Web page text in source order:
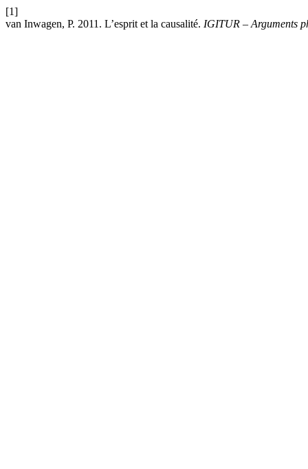
[1]
van Inwagen, P. 2011. L’esprit et la causalité. IGITUR – Arguments